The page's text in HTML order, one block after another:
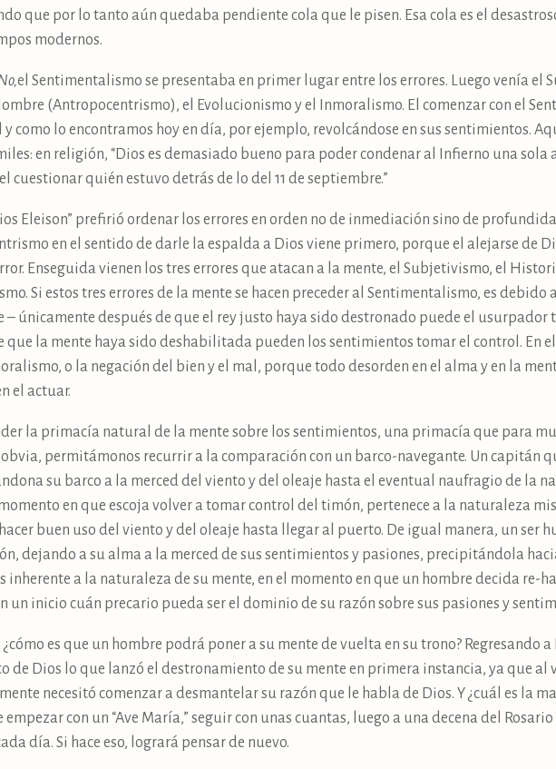
que por lo tanto aún quedaba pendiente cola que le pisen. Esa cola es el
modernos.
el Sentimentalismo se presentaba en primer lugar entre los errores. Luego venía el
(Antropocentrismo), el Evolucionismo y el Inmoralismo. El comenzar con el
y como lo encontramos hoy en día, por ejemplo, revolcándose en sus sentimientos.
en religión, “Dios es demasiado bueno para poder condenar al Infierno una sola
cuestionar quién estuvo detrás de lo del 11 de septiembre.”
Eleison” prefirió ordenar los errores en orden no de inmediación sino de
en el sentido de darle la espalda a Dios viene primero, porque el alejarse de
Enseguida vienen los tres errores que atacan a la mente, el Subjetivismo, el
Si estos tres errores de la mente se hacen preceder al Sentimentalismo, es debido
– únicamente después de que el rey justo haya sido destronado puede el usurpador
que la mente haya sido deshabilitada pueden los sentimientos tomar el control. En
o la negación del bien y el mal, porque todo desorden en el alma y en la
el actuar.
la primacía natural de la mente sobre los sentimientos, una primacía que para
permitámonos recurrir a la comparación con un barco-navegante. Un capitán
su barco a la merced del viento y del oleaje hasta el eventual naufragio de la
en que escoja volver a tomar control del timón, pertenece a la naturaleza
buen uso del viento y del oleaje hasta llegar al puerto. De igual manera, un ser
dejando a su alma a la merced de sus sentimientos y pasiones, precipitándola
inherente a la naturaleza de su mente, en el momento en que un hombre decida re-
un inicio cuán precario pueda ser el dominio de su razón sobre sus pasiones y
¿cómo es que un hombre podrá poner a su mente de vuelta en su trono? Regresando
de Dios lo que lanzó el destronamiento de su mente en primera instancia, ya que al
necesitó comenzar a desmantelar su razón que le habla de Dios. Y ¿cuál es la
empezar con un “Ave María,” seguir con unas cuantas, luego a una decena del
día. Si hace eso, logrará pensar de nuevo.